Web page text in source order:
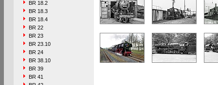
BR 18.2
BR 18.3
BR 18.4
BR 22
BR 23
BR 23.10
BR 24
BR 38.10
BR 39
BR 41